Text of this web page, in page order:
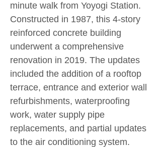
minute walk from Yoyogi Station.
Constructed in 1987, this 4-story
reinforced concrete building
underwent a comprehensive
renovation in 2019. The updates
included the addition of a rooftop
terrace, entrance and exterior wall
refurbishments, waterproofing
work, water supply pipe
replacements, and partial updates
to the air conditioning system.